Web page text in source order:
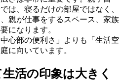
は、寝るだけの部屋ではなく、
親が仕事をするスペース、家族
になります。
心部の便利さ」よりも「生活空
に向いています。
活の印象は大きく